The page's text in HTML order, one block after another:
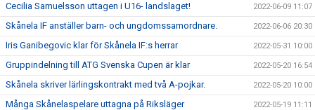
Cecilia Samuelsson uttagen i U16- landslaget! 2022-06-09 11:07
Skånela IF anställer barn- och ungdomssamordnare. 2022-06-06 20:30
Iris Ganibegovic klar för Skånela IF:s herrar 2022-05-31 10:00
Gruppindelning till ATG Svenska Cupen är klar 2022-05-20 16:54
Skånela skriver lärlingskontrakt med två A-pojkar. 2022-05-20 10:00
Många Skånelaspelare uttagna på Riksläger 2022-05-19 11:11